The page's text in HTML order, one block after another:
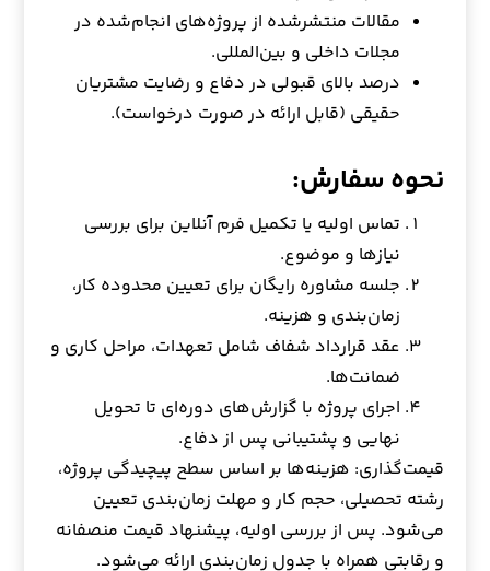
مقالات منتشرشده از پروژه‌های انجام‌شده در
مجلات داخلی و بین‌المللی.
درصد بالای قبولی در دفاع و رضایت مشتریان
حقیقی (قابل ارائه در صورت درخواست).
نحوه سفارش:
تماس اولیه یا تکمیل فرم آنلاین برای بررسی
نیازها و موضوع.
جلسه مشاوره رایگان برای تعیین محدوده کار،
زمان‌بندی و هزینه.
عقد قرارداد شفاف شامل تعهدات، مراحل کاری و
ضمانت‌ها.
اجرای پروژه با گزارش‌های دوره‌ای تا تحویل
نهایی و پشتیبانی پس از دفاع.
قیمت‌گذاری: هزینه‌ها بر اساس سطح پیچیدگی پروژه،
رشته تحصیلی، حجم کار و مهلت زمان‌بندی تعیین
می‌شود. پس از بررسی اولیه، پیشنهاد قیمت منصفانه
و رقابتی همراه با جدول زمان‌بندی ارائه می‌شود.